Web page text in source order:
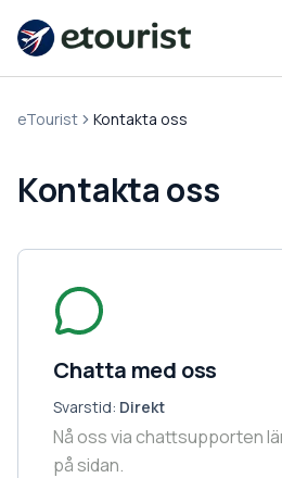
eTourist Kontakta oss
Kontakta oss
Chatta med oss
Svarstid: Direkt
Nå oss via chattsupporten
på sidan.